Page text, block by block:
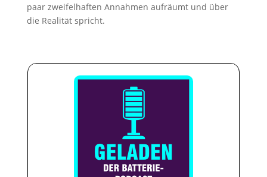
paar zweifelhaften Annahmen aufräumt und über
die Realität spricht.